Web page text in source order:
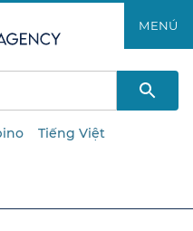
MENÚ​​
Tiếng Việt